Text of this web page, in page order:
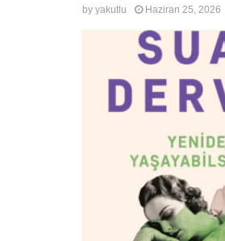
by yakutlu Haziran 25, 2026